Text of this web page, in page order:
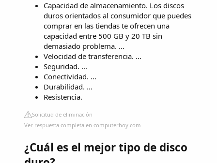
Capacidad de almacenamiento. Los discos
duros orientados al consumidor que puedes
comprar en las tiendas te ofrecen una
capacidad entre 500 GB y 20 TB sin
demasiado problema. ...
Velocidad de transferencia. ...
Seguridad. ...
Conectividad. ...
Durabilidad. ...
Resistencia.
Solicitud de eliminación
Ver respuesta completa en computerhoy.com
¿Cuál es el mejor tipo de disco